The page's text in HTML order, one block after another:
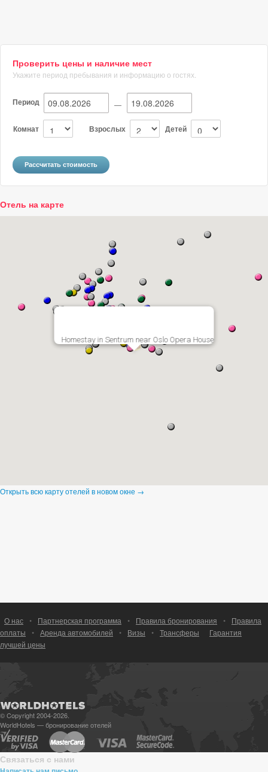
Проверить цены и наличие мест
Укажите период пребывания и информацию о гостях.
Период —
Комнат Взрослых Детей
Отель на карте
Homestay in Sentrum near Oslo Opera House
Открыть всю карту отелей в новом окне →
О нас • Партнерская программа • Правила бронирования •
Правила
оплаты
• Аренда автомобилей • Визы • Трансферы
Гарантия
лучшей цены
© Copyright 2004-2026.
WorldHotels — бронирование отелей
Связаться с нами